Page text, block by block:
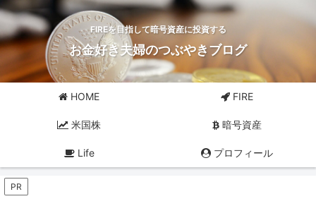
FIREを目指して暗号資産に投資する
お金好き夫婦のつぶやきブログ
HOME FIRE
米国株 暗号資産
Life プロフィール
PR